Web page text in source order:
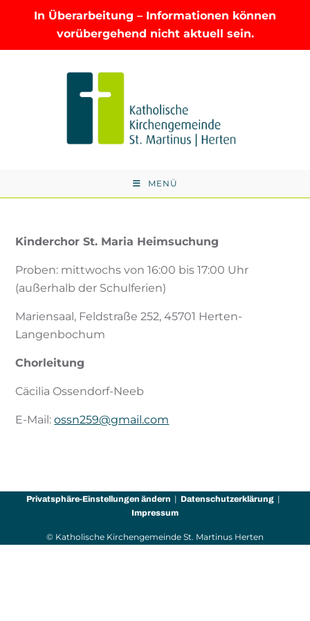
In Überarbeitung – Informationen können
vorübergehend nicht aktuell sein.
MENÜ
Kinderchor St. Maria Heimsuchung
Proben: mittwochs von 16:00 bis 17:00 Uhr
(außerhalb der Schulferien)
Mariensaal, Feldstraße 252, 45701 Herten-
Langenbochum
Chorleitung
Cäcilia Ossendorf-Neeb
E-Mail:ossn259@gmail.com
Privatsphäre-Einstellungen ändern
Datenschutzerklärung
Impressum
© Katholische Kirchengemeinde St. Martinus Herten